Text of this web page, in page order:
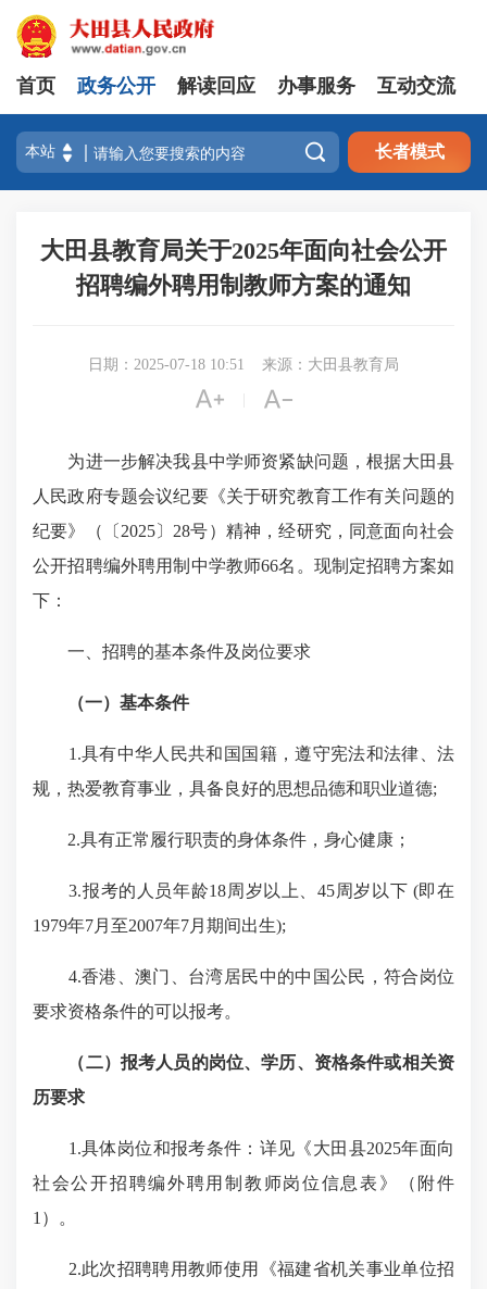
首页 政务公开 解读回应 办事服务 互动交流
 长者模式
大田县教育局关于2025年面向社会公开
招聘编外聘用制教师方案的通知
日期：2025-07-18 10:51 来源：大田县教育局
 
为进一步解决我县中学师资紧缺问题，根据大田县
人民政府专题会议纪要《关于研究教育工作有关问题的
纪要》（
〔2025〕28号） 精神，经研究，同意面向社会
公开招聘编外聘用制中学教师66名。现制定招聘方案如
下：
一、招聘的基本条件及岗位要求
（一）基本条件
1.具有中华人民共和国国籍，遵守宪法和法律、法
规，热爱教育事业，具备良好的思想品德和职业道德;
2.具有正常履行职责的身体条件，身心健康；
3.报考的人员年龄18周岁以上、45周岁以下 (即在
1979年7月至2007年7月期间出生);
4.香港、澳门、台湾居民中的中国公民，符合岗位
要求资格条件的可以报考。
（二）报考人员的岗位、学历、资格条件或相关资
历要求
1.具体岗位和报考条件：详见《大田县2025年面向
社会公开招聘编外聘用制教师岗位信息表》（附件
1）。
2.此次招聘聘用教师使用《福建省机关事业单位招